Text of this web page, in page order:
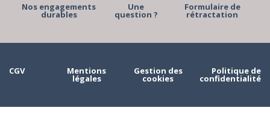
Nos engagements
durables
Une
question ?
Formulaire de
rétractation
CGV Mentions
légales
Gestion des
cookies
Politique de
confidentialité